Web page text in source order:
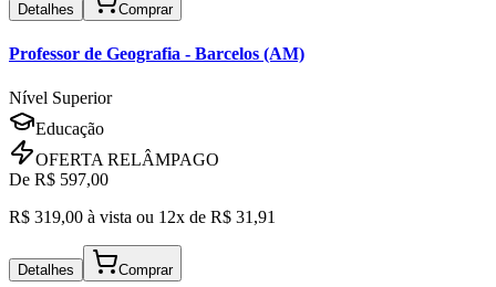
Detalhes Comprar
Professor de Geografia - Barcelos (AM)
Nível Superior
Educação
OFERTA RELÂMPAGO
De R$ 597,00
R$ 319,00 à vista ou 12x de R$ 31,91
Detalhes Comprar